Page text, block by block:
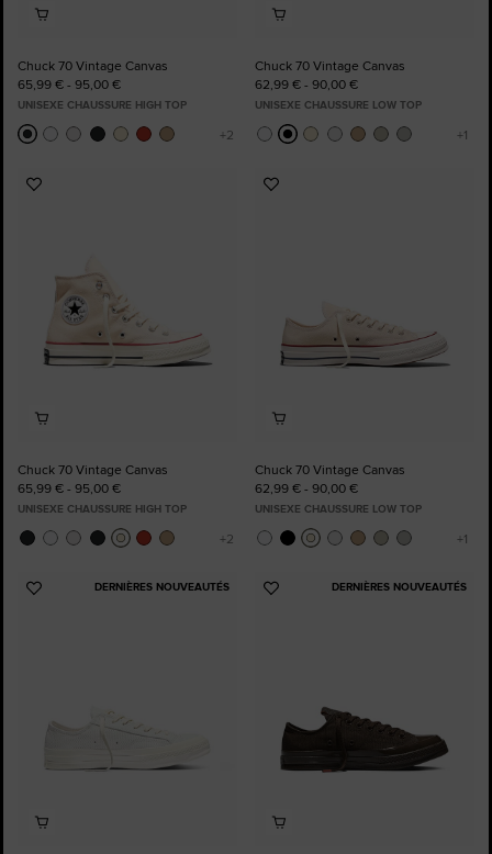
Chuck 70 Vintage Canvas
65,99 € - 95,00 €
UNISEXE CHAUSSURE HIGH TOP
Chuck 70 Vintage Canvas
62,99 € - 90,00 €
UNISEXE CHAUSSURE LOW TOP
Ajouter
Chuck 70 Vintage Canvas
65,99 € - 95,00 €
UNISEXE CHAUSSURE HIGH TOP
Ajouter
Chuck 70 Vintage Canvas
62,99 € - 90,00 €
UNISEXE CHAUSSURE LOW TOP
DERNIÈRES NOUVEAUTÉS
Ajouter
DERNIÈRES NOUVEAUTÉS
Ajouter